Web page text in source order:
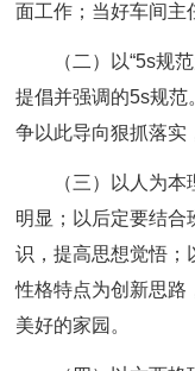
面工作；当好车间主
（二）以“5s规
提倡并强调的5s规范
争以此导向狠抓落实
（三）以人为
明显；以后定要结合
识，提高思想觉悟；
性格特点为创新思路
美好的家园。